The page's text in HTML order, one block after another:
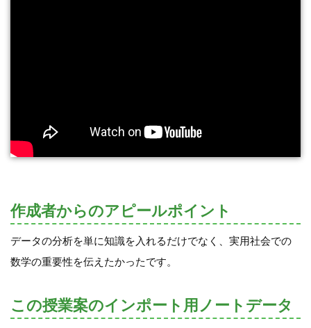
作成者からのアピールポイント
データの分析を単に知識を入れるだけでなく、実用社会での
数学の重要性を伝えたかったです。
この授業案のインポート用ノートデータ